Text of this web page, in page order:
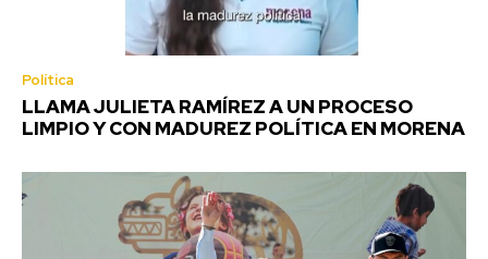
Política
LLAMA JULIETA RAMÍREZ A UN PROCESO
LIMPIO Y CON MADUREZ POLÍTICA EN MORENA